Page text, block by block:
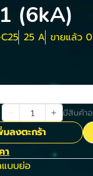
(6kA)
25 A ขายแล้ว
มีสินค้า
มลงตะกร้า
า
แบบย่อ